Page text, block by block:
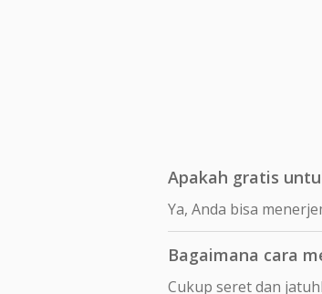
Apakah gratis
Ya, Anda bisa
Bagaimana cara
Cukup seret dan